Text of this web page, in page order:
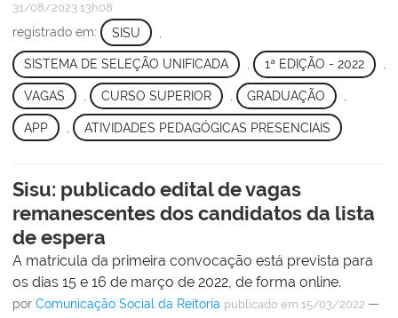
31/08/2023 13h08
registrado em: SISU
SISTEMA DE SELEÇÃO UNIFICADA , 1ª EDIÇÃO - 2022 ,
VAGAS CURSO SUPERIOR GRADUAÇÃO
APP ATIVIDADES PEDAGÓGICAS PRESENCIAIS
Sisu: publicado edital de vagas
remanescentes dos candidatos da lista
de espera
A matrícula da primeira convocação está prevista para
os dias 15 e 16 de março de 2022, de forma online.
por Comunicação Social da Reitoria publicado em 15/03/2022 —